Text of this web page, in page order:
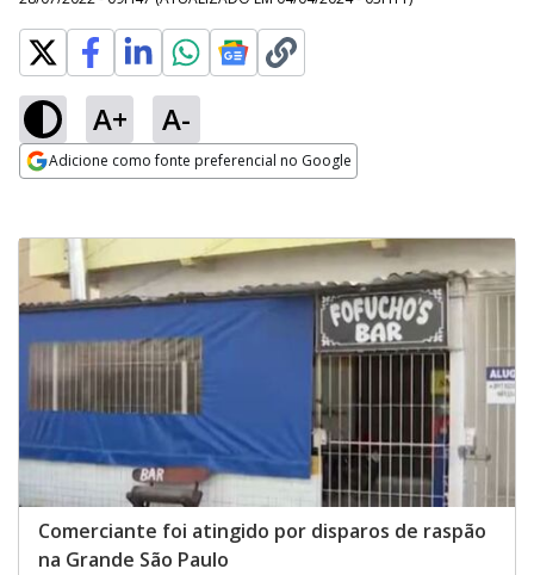
A+ A-
Adicione como fonte preferencial no Google
Comerciante foi atingido por disparos de raspão
na Grande São Paulo